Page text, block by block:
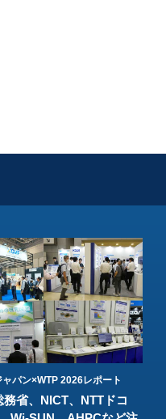
パン×WTP 2026レポート
省、NICT、NTTドコ